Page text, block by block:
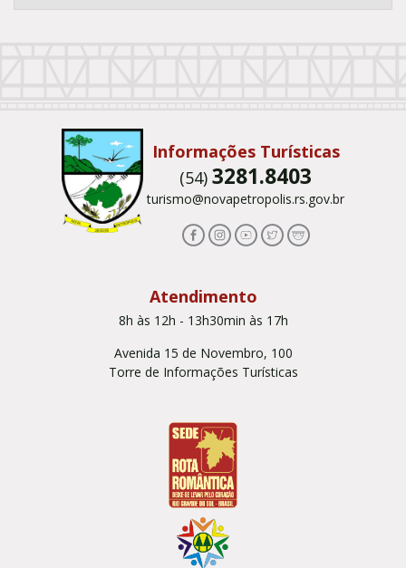
Informações Turísticas
(54)3281.8403
turismo@novapetropolis.rs.gov.br
Atendimento
8h às 12h - 13h30min às 17h
Avenida 15 de Novembro, 100
Torre de Informações Turísticas